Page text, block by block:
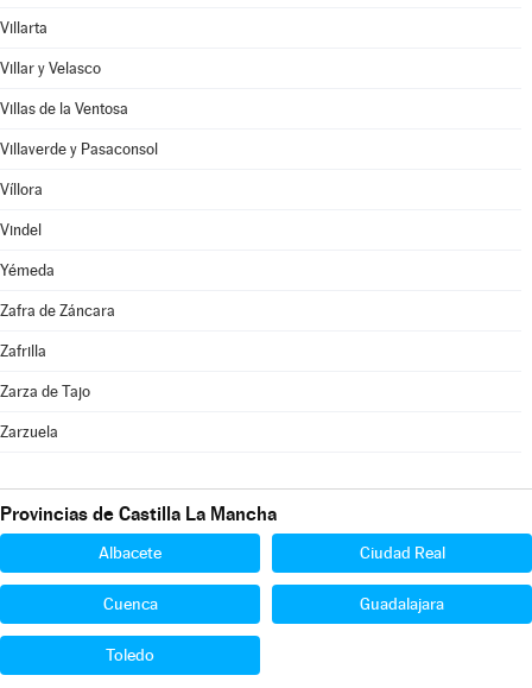
Villarta
Villar y Velasco
Villas de la Ventosa
Villaverde y Pasaconsol
Víllora
Vindel
Yémeda
Zafra de Záncara
Zafrilla
Zarza de Tajo
Zarzuela
Provincias de Castilla La Mancha
Albacete Ciudad Real
Cuenca Guadalajara
Toledo